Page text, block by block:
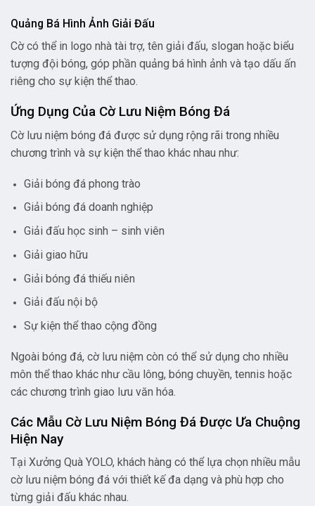
Quảng Bá Hình Ảnh Giải Đấu
Cờ có thể in logo nhà tài trợ, tên giải đấu, slogan hoặc biểu
tượng đội bóng, góp phần quảng bá hình ảnh và tạo dấu ấn
riêng cho sự kiện thể thao.
Ứng Dụng Của Cờ Lưu Niệm Bóng Đá
Cờ lưu niệm bóng đá được sử dụng rộng rãi trong nhiều
chương trình và sự kiện thể thao khác nhau như:
Giải bóng đá phong trào
Giải bóng đá doanh nghiệp
Giải đấu học sinh – sinh viên
Giải giao hữu
Giải bóng đá thiếu niên
Giải đấu nội bộ
Sự kiện thể thao cộng đồng
Ngoài bóng đá, cờ lưu niệm còn có thể sử dụng cho nhiều
môn thể thao khác như cầu lông, bóng chuyền, tennis hoặc
các chương trình giao lưu văn hóa.
Các Mẫu Cờ Lưu Niệm Bóng Đá Được Ưa Chuộng
Hiện Nay
Tại Xưởng Quà YOLO, khách hàng có thể lựa chọn nhiều mẫu
cờ lưu niệm bóng đá với thiết kế đa dạng và phù hợp cho
từng giải đấu khác nhau.